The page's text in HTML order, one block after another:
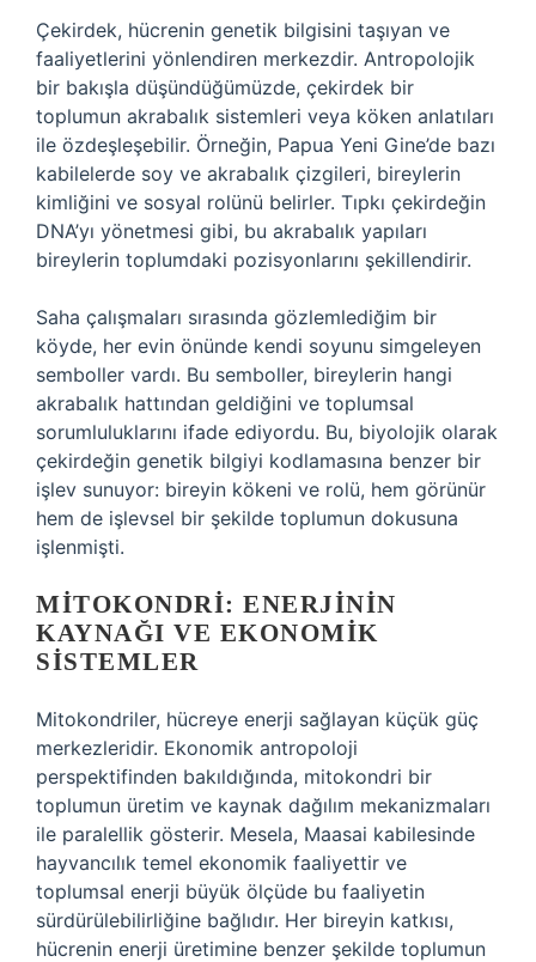
Çekirdek, hücrenin genetik bilgisini taşıyan ve
faaliyetlerini yönlendiren merkezdir. Antropolojik
bir bakışla düşündüğümüzde, çekirdek bir
toplumun akrabalık sistemleri veya köken anlatıları
ile özdeşleşebilir. Örneğin, Papua Yeni Gine’de bazı
kabilelerde soy ve akrabalık çizgileri, bireylerin
kimliğini ve sosyal rolünü belirler. Tıpkı çekirdeğin
DNA’yı yönetmesi gibi, bu akrabalık yapıları
bireylerin toplumdaki pozisyonlarını şekillendirir.
Saha çalışmaları sırasında gözlemlediğim bir
köyde, her evin önünde kendi soyunu simgeleyen
semboller vardı. Bu semboller, bireylerin hangi
akrabalık hattından geldiğini ve toplumsal
sorumluluklarını ifade ediyordu. Bu, biyolojik olarak
çekirdeğin genetik bilgiyi kodlamasına benzer bir
işlev sunuyor: bireyin kökeni ve rolü, hem görünür
hem de işlevsel bir şekilde toplumun dokusuna
işlenmişti.
MITOKONDRI: ENERJININ
KAYNAĞI VE EKONOMIK
SISTEMLER
Mitokondriler, hücreye enerji sağlayan küçük güç
merkezleridir. Ekonomik antropoloji
perspektifinden bakıldığında, mitokondri bir
toplumun üretim ve kaynak dağılım mekanizmaları
ile paralellik gösterir. Mesela, Maasai kabilesinde
hayvancılık temel ekonomik faaliyettir ve
toplumsal enerji büyük ölçüde bu faaliyetin
sürdürülebilirliğine bağlıdır. Her bireyin katkısı,
hücrenin enerji üretimine benzer şekilde toplumun